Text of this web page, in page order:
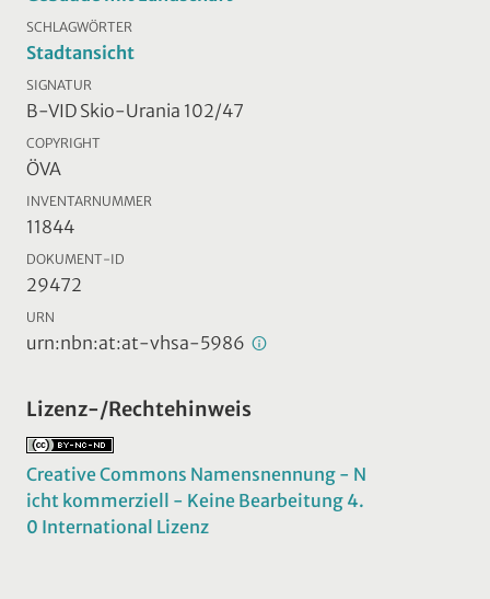
SCHLAGWÖRTER
Stadtansicht
SIGNATUR
B-VID Skio-Urania 102/47
COPYRIGHT
ÖVA
INVENTARNUMMER
11844
DOKUMENT-ID
29472
URN
urn:nbn:at:at-vhsa-5986
Lizenz-/Rechtehinweis
Creative Commons Namensnennung - N
icht kommerziell - Keine Bearbeitung 4.
0 International Lizenz